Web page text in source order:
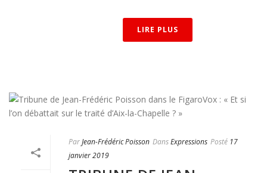
LIRE PLUS
ParJean-Frédéric Poisson DansExpressions Posté 17
janvier 2019